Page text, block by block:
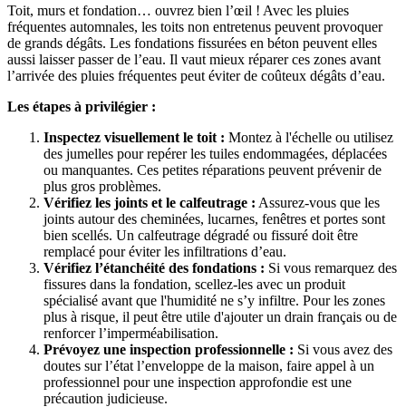
Toit, murs et fondation… ouvrez bien l’œil ! Avec les pluies
fréquentes automnales, les toits non entretenus peuvent provoquer
de grands dégâts. Les fondations fissurées en béton peuvent elles
aussi laisser passer de l’eau. Il vaut mieux réparer ces zones avant
l’arrivée des pluies fréquentes peut éviter de coûteux dégâts d’eau.
Les étapes à privilégier :
Inspectez visuellement le toit : Montez à l'échelle ou utilisez
des jumelles pour repérer les tuiles endommagées, déplacées
ou manquantes. Ces petites réparations peuvent prévenir de
plus gros problèmes.
Vérifiez les joints et le calfeutrage : Assurez-vous que les
joints autour des cheminées, lucarnes, fenêtres et portes sont
bien scellés. Un calfeutrage dégradé ou fissuré doit être
remplacé pour éviter les infiltrations d’eau.
Vérifiez l’étanchéité des fondations : Si vous remarquez des
fissures dans la fondation, scellez-les avec un produit
spécialisé avant que l'humidité ne s’y infiltre. Pour les zones
plus à risque, il peut être utile d'ajouter un drain français ou de
renforcer l’imperméabilisation.
Prévoyez une inspection professionnelle : Si vous avez des
doutes sur l’état l’enveloppe de la maison, faire appel à un
professionnel pour une inspection approfondie est une
précaution judicieuse.